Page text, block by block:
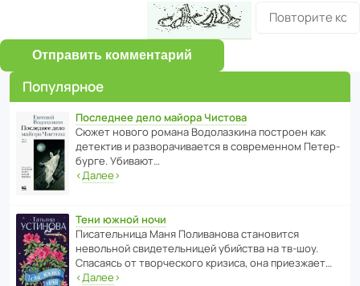
Отправить комментарий
Популярное
Последнее дело майора Чистова
Сюжет нового романа Водо­ла­з­кина пост­роен как
дете­ктив и разво­ра­чи­ва­ется в совре­менном Пете­р­
бурге. Убивают…
‹Далее›
Тени южной ночи
Писа­тель­ница Маня Поли­ва­нова стано­вится
невольной свиде­тель­ницей убийства на тв-шоу.
Спасаясь от твор­че­с­кого кризиса, она приезжает…
‹Далее›